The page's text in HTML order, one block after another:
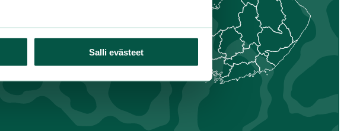
Salli evästeet